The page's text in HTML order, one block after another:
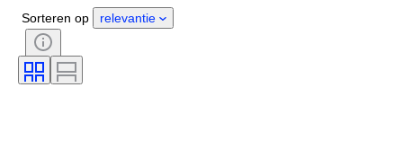
Era
Sorteren op relevantie